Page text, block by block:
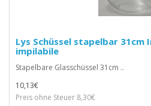
Lys Schüssel stapelbar 31cm
impilabile
Stapelbare Glasschüssel 31cm ..
10,13€
Preis ohne Steuer 8,30€